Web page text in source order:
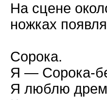
На сцене
ножках
Сорока.
Я — Сорока-
Я люблю